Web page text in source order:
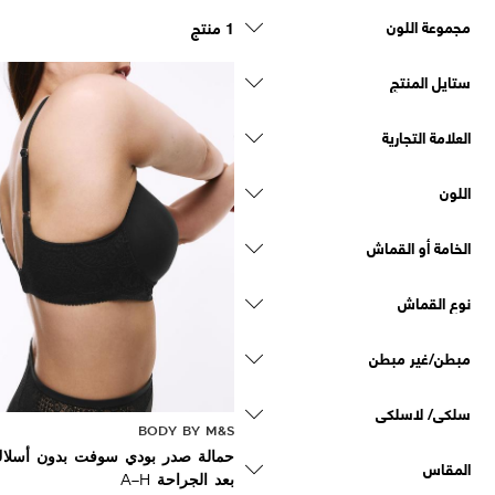
مجموعة اللون
ستايل المنتج
العلامة التجارية
اللون
الخامة أو القماش
نوع القماش
مبطن/غير مبطن
سلكي/ لاسلكي
المقاس
1 منتج
BODY BY M&S
حمالة صدر بودي سوفت بدون
بعد الجراحة A–H